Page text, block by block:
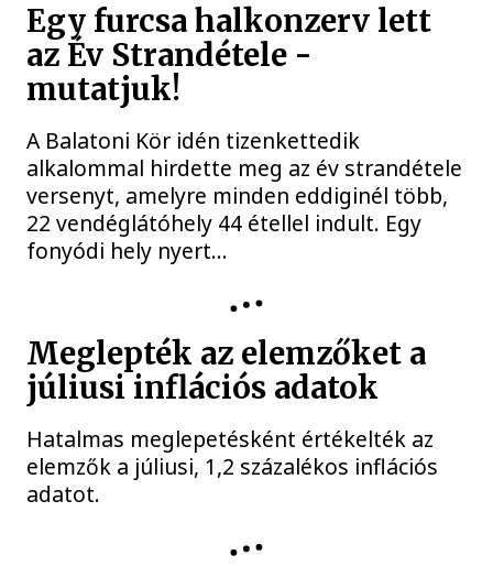
Egy furcsa halkonzerv lett
az Év Strandétele -
mutatjuk!
A Balatoni Kör idén tizenkettedik
alkalommal hirdette meg az év strandétele
versenyt, amelyre minden eddiginél több,
22 vendéglátóhely 44 étellel indult. Egy
fonyódi hely nyert...
Meglepték az elemzőket a
júliusi inflációs adatok
Hatalmas meglepetésként értékelték az
elemzők a júliusi, 1,2 százalékos inflációs
adatot.